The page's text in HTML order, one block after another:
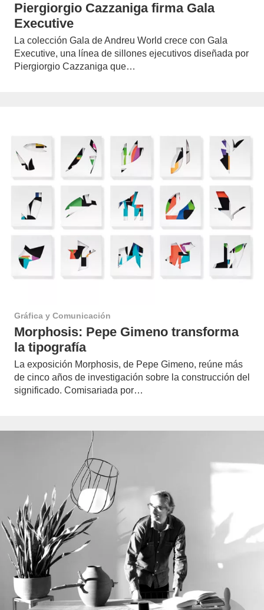
Piergiorgio Cazzaniga firma Gala
Executive
La colección Gala de Andreu World crece con Gala
Executive, una línea de sillones ejecutivos diseñada por
Piergiorgio Cazzaniga que…
Gráfica y Comunicación
Morphosis: Pepe Gimeno transforma
la tipografía
La exposición Morphosis, de Pepe Gimeno, reúne más
de cinco años de investigación sobre la construcción del
significado. Comisariada por…